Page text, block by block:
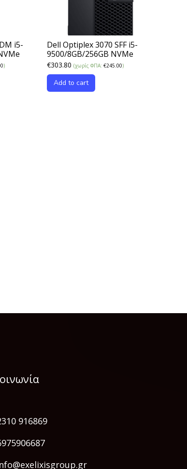
i5-
)
Dell Optiplex 3070 SFF i5-
9500/8GB/256GB NVMe
€303.80 (χωρίς ΦΠΑ: €245.00)
Add to cart
916869